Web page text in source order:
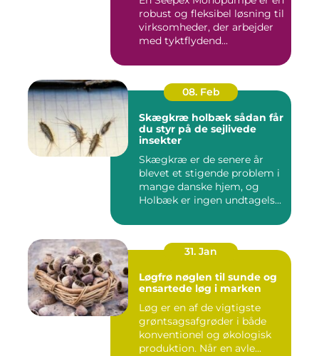
robust og fleksibel løsning til
virksomheder, der arbejder
med tyktflydend...
08. Feb
Skægkræ holbæk sådan får
du styr på de sejlivede
insekter
Skægkræ er de senere år
blevet et stigende problem i
mange danske hjem, og
Holbæk er ingen undtagels...
31. Jan
Løgfrø nøglen til sunde og
ensartede løg i marken
Løg er en af de vigtigste
grøntsagsafgrøder i både
konventionel og økologisk
produktion. Når en avle...